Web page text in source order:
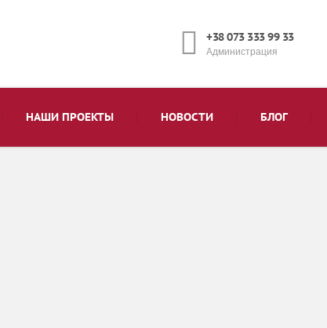
+38 073 333 99 33
Администрация
НАШИ ПРОЕКТЫ НОВОСТИ БЛОГ